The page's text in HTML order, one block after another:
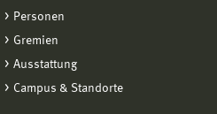
Personen
Gremien
Ausstattung
Campus & Standorte